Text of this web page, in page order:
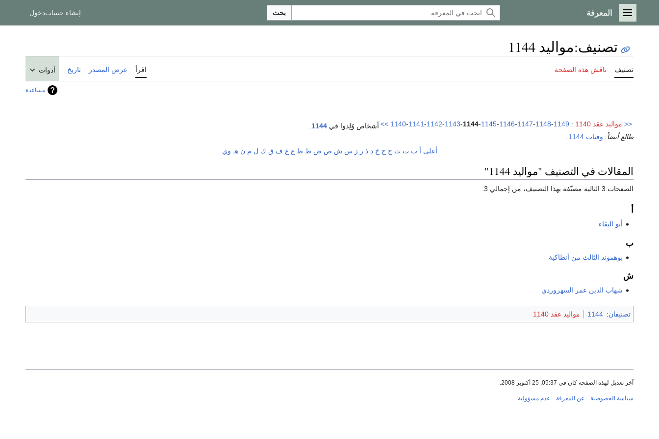
القائمة الرئيسية
المعرفة بحث إنشاء حسابدخول
تصنيف:مواليد 1144
تصنيف ناقش هذه الصفحة اقرأ عرض المصدر تاريخ أدوات
مساعدة
<< مواليد عقد 1140 :
1140-1141-1142-1143-1144-1145-1146-1147-1148-1149
>> أشخاص وُلِدوا في 1144
طالع أيضاً: وفيات 1144
أعلى أ ب ت ث ج ح خ د ذ ر ز س ش ص ض ط ظ ع غ ف ق ك ل م ن هـ وي
المقالات في التصنيف "مواليد 1144"
الصفحات 3 التالية مصنّفة بهذا التصنيف، من إجمالي 3.
أبو البقاء
ب
بوهموند الثالث من أنطاكية
ش
شهاب الدين عمر السهروردي
تصنيفان:
1144 مواليد عقد 1140
آخر تعديل لهذه الصفحة كان في 05:37, 25 أكتوبر 2008.
سياسة الخصوصية عن المعرفة عدم مسؤولية